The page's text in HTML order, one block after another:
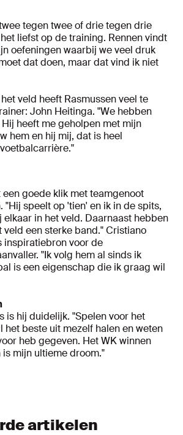
tegen twee of drie tegen drie
het liefst op de training. Rennen vindt
oefeningen waarbij we veel druk
dat doen, maar dat vind ik niet
veld heeft Rasmussen veel te
John Heitinga. "We hebben
heeft me geholpen met mijn
hem en hij mij, dat is heel
een goede klik met teamgenoot
"Hij speelt op 'tien' en ik in de spits,
in het veld. Daarnaast hebben
veld een sterke band." Cristiano
inspiratiebron voor de
"Ik volg hem al sinds ik
is een eigenschap die ik graag wil
is hij duidelijk. "Spelen voor het
het beste uit mezelf halen en weten
heb gegeven. Het WK winnen
mijn ultieme droom."
artikelen